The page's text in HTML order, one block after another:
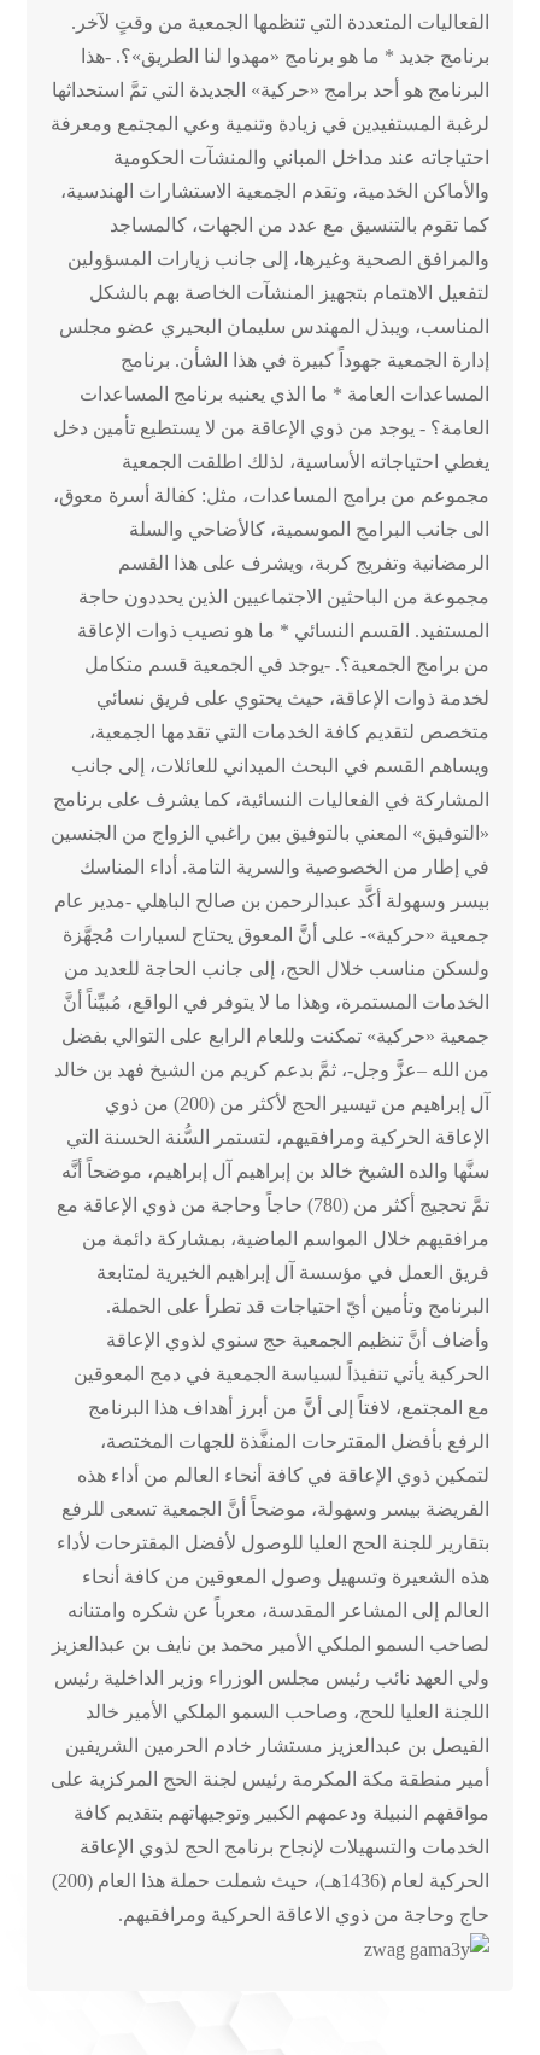
الفعاليات المتعددة التي تنظمها الجمعية من وقتٍ لآخر.
برنامج جديد * ما هو برنامج «مهدوا لنا الطريق»؟. -هذا
البرنامج هو أحد برامج «حركية» الجديدة التي تمَّ استحداثها
لرغبة المستفيدين في زيادة وتنمية وعي المجتمع ومعرفة
احتياجاته عند مداخل المباني والمنشآت الحكومية
والأماكن الخدمية، وتقدم الجمعية الاستشارات الهندسية،
كما تقوم بالتنسيق مع عدد من الجهات، كالمساجد
والمرافق الصحية وغيرها، إلى جانب زيارات المسؤولين
لتفعيل الاهتمام بتجهيز المنشآت الخاصة بهم بالشكل
المناسب، ويبذل المهندس سليمان البحيري عضو مجلس
إدارة الجمعية جهوداً كبيرة في هذا الشأن. برنامج
المساعدات العامة * ما الذي يعنيه برنامج المساعدات
العامة؟ - يوجد من ذوي الإعاقة من لا يستطيع تأمين دخل
يغطي احتياجاته الأساسية، لذلك اطلقت الجمعية
مجموعم من برامج المساعدات، مثل: كفالة أسرة معوق،
الى جانب البرامج الموسمية، كالأضاحي والسلة
الرمضانية وتفريج كربة، ويشرف على هذا القسم
مجموعة من الباحثين الاجتماعيين الذين يحددون حاجة
المستفيد. القسم النسائي * ما هو نصيب ذوات الإعاقة
من برامج الجمعية؟. -يوجد في الجمعية قسم متكامل
لخدمة ذوات الإعاقة، حيث يحتوي على فريق نسائي
متخصص لتقديم كافة الخدمات التي تقدمها الجمعية،
ويساهم القسم في البحث الميداني للعائلات، إلى جانب
المشاركة في الفعاليات النسائية، كما يشرف على برنامج
«التوفيق» المعني بالتوفيق بين راغبي الزواج من الجنسين
في إطار من الخصوصية والسرية التامة. أداء المناسك
بيسر وسهولة أكَّد عبدالرحمن بن صالح الباهلي -مدير عام
جمعية «حركية»- على أنَّ المعوق يحتاج لسيارات مُجهَّزة
ولسكن مناسب خلال الحج، إلى جانب الحاجة للعديد من
الخدمات المستمرة، وهذا ما لا يتوفر في الواقع، مُبيِّناً أنَّ
جمعية «حركية» تمكنت وللعام الرابع على التوالي بفضل
من الله –عزَّ وجل-، ثمَّ بدعم كريم من الشيخ فهد بن خالد
آل إبراهيم من تيسير الحج لأكثر من (200) من ذوي
الإعاقة الحركية ومرافقيهم، لتستمر السُّنة الحسنة التي
سنَّها والده الشيخ خالد بن إبراهيم آل إبراهيم، موضحاً أنَّه
تمَّ تحجيج أكثر من (780) حاجاً وحاجة من ذوي الإعاقة مع
مرافقيهم خلال المواسم الماضية، بمشاركة دائمة من
فريق العمل في مؤسسة آل إبراهيم الخيرية لمتابعة
البرنامج وتأمين أيّ احتياجات قد تطرأ على الحملة.
وأضاف أنَّ تنظيم الجمعية حج سنوي لذوي الإعاقة
الحركية يأتي تنفيذاً لسياسة الجمعية في دمج المعوقين
مع المجتمع، لافتاً إلى أنَّ من أبرز أهداف هذا البرنامج
الرفع بأفضل المقترحات المنفَّذة للجهات المختصة،
لتمكين ذوي الإعاقة في كافة أنحاء العالم من أداء هذه
الفريضة بيسر وسهولة، موضحاً أنَّ الجمعية تسعى للرفع
بتقارير للجنة الحج العليا للوصول لأفضل المقترحات لأداء
هذه الشعيرة وتسهيل وصول المعوقين من كافة أنحاء
العالم إلى المشاعر المقدسة، معرباً عن شكره وامتنانه
لصاحب السمو الملكي الأمير محمد بن نايف بن عبدالعزيز
ولي العهد نائب رئيس مجلس الوزراء وزير الداخلية رئيس
اللجنة العليا للحج، وصاحب السمو الملكي الأمير خالد
الفيصل بن عبدالعزيز مستشار خادم الحرمين الشريفين
أمير منطقة مكة المكرمة رئيس لجنة الحج المركزية على
مواقفهم النبيلة ودعمهم الكبير وتوجيهاتهم بتقديم كافة
الخدمات والتسهيلات لإنجاح برنامج الحج لذوي الإعاقة
الحركية لعام (1436هـ)، حيث شملت حملة هذا العام (200)
حاج وحاجة من ذوي الاعاقة الحركية ومرافقيهم.